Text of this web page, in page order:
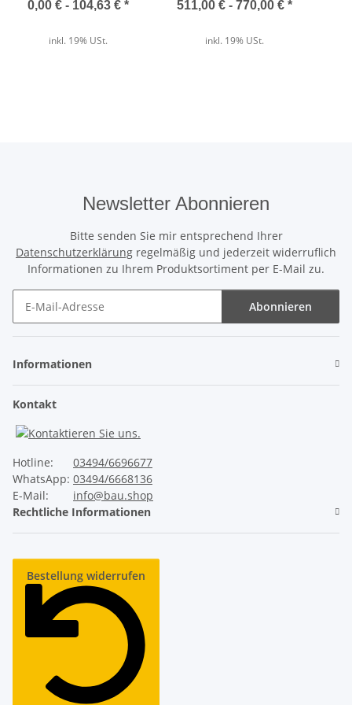
Der direkte Vergleich
Ausgeschäumte Profile
Unser ThermoTeck ✓
✕
Ruhiger Lauf
Unser ThermoTeck
Industrie-Sicherheitsausstattung
Unser ThermoTeck
Normale Billig-Rolltore
Lange Lebensdauer
Kurzschild in Edelstahl |
0,00 € - 104,63 € *
inkl. 19% USt.
511,00 € - 770,00 € *
inkl. 19% USt.
Newsletter Abonnieren
Bitte senden Sie mir entsprechend Ihrer
Datenschutzerklärung regelmäßig und jederzeit widerruflich
Informationen zu Ihrem Produktsortiment per E-Mail zu.
Abonnieren
Informationen
Kontakt
Hotline:
03494/6696677
WhatsApp: 03494/6668136
E-Mail:
info@bau.shop
Rechtliche Informationen
Bestellung widerrufen